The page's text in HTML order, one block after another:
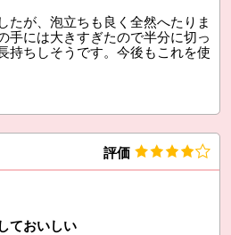
たが、泡立ちも良く全然へたりま
手には大きすぎたので半分に切っ
持ちしそうです。今後もこれを使
評価
ておいしい